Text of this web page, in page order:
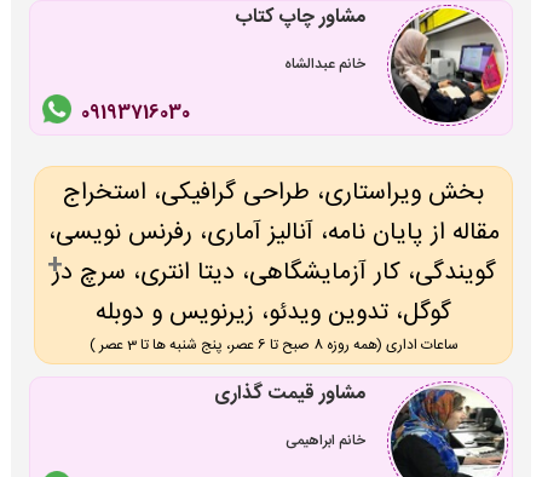
مشاور چاپ کتاب
خانم عبدالشاه
09193716030
بخش ویراستاری، طراحی گرافیکی، استخراج
مقاله از پایان نامه، آنالیز آماری، رفرنس نویسی،
گویندگی، کار آزمایشگاهی، دیتا انتری، سرچ در
گوگل، تدوین ویدئو، زیرنویس و دوبله
ساعات اداری (همه روزه 8 صبح تا 6 عصر، پنج شنبه ها تا 3 عصر )
مشاور قیمت گذاری
خانم ابراهیمی